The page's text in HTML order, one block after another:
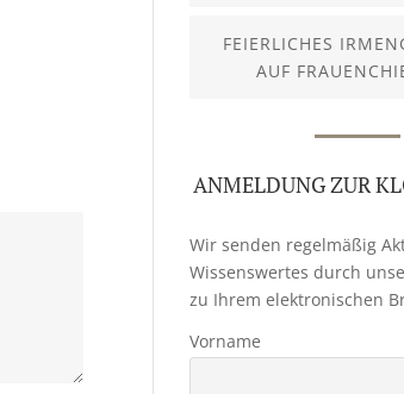
FEIERLICHES
AUF
ANMELDUNG ZUR
Wir senden regelmäßig
Wissenswertes durch
zu Ihrem elektronischen
Vorname